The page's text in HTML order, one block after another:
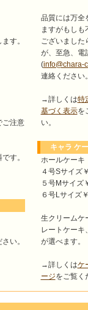
す。
ご注意
す。
い。
品質には万全
ますがもしも
ございました
が、至急、電
(info@chara-
連絡ください
→詳しくは特
基づく表示を
い。
キャラ ケ
ホールケーキ
４号Sサイズ
５号Mサイズ
６号Lサイズ
生クリームケ
レートケーキ
が選べます。
→詳しくはケ
ージをご覧く